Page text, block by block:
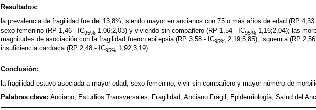
Resultados:
la prevalencia de fragilidad fue del 13,8%, siendo mayor en ancianos con 75 o más años de edad (RP
sexo femenino (RP 1,46 - IC95% 1,06;2,03) y viviendo sin compañero (RP 1,54 - IC95% 1,16;2,04); las
magnitudes de asociación con la fragilidad fueron epilepsia (RP 3,58 - IC95% 2,19;5,85), isquemia (RP
insuficiencia cardíaca (RP 2,48 - IC95% 1,92;3,19).
Conclusión:
la fragilidad estuvo asociada a mayor edad, sexo femenino, vivir sin compañero y mayor número de
Palabras clave: Anciano; Estudios Transversales; Fragilidad; Anciano Frágil; Epidemiología; Salud del